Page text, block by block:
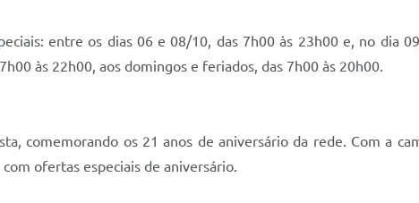
entre os dias 06 e 08/10, das 7h00 às 23h00 e, no dia
às 22h00, aos domingos e feriados, das 7h00 às 20h00.
comemorando os 21 anos de aniversário da rede. Com a
ofertas especiais de aniversário.